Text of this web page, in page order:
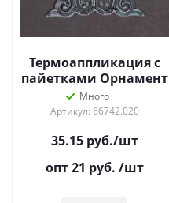
Термоаппликация с
пайетками Орнамент
Серебро 8618
Много
Артикул: 66742.020
35.15руб./шт
опт 21 руб. /шт